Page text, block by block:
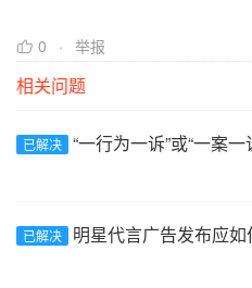
0 举报
相关问题
已解决 “一行为一诉”或“一案一
已解决 明星代言广告发布应如